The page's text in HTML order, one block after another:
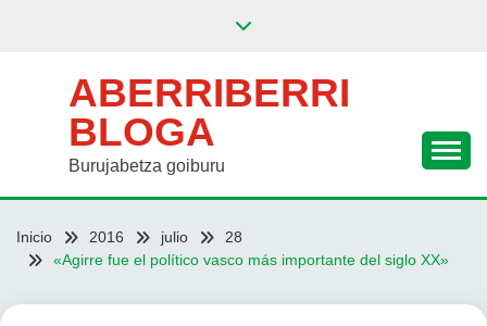
ABERRIBERRI
BLOGA
Burujabetza goiburu
Inicio 2016 julio
28
«Agirre fue el político vasco más importante del siglo XX»